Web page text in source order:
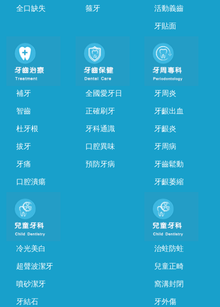
全口缺失 箍牙 活動義齒
牙貼面
補牙
智齒
杜牙根
拔牙
牙痛
口腔潰瘍
全國愛牙日
正確刷牙
牙科通識
口腔異味
預防牙病
牙周炎
牙齦出血
牙齦炎
牙周病
牙齒鬆動
牙齦萎縮
冷光美白
超聲波潔牙
噴砂潔牙
牙結石
治蛀防蛀
兒童正畸
窩溝封閉
牙外傷